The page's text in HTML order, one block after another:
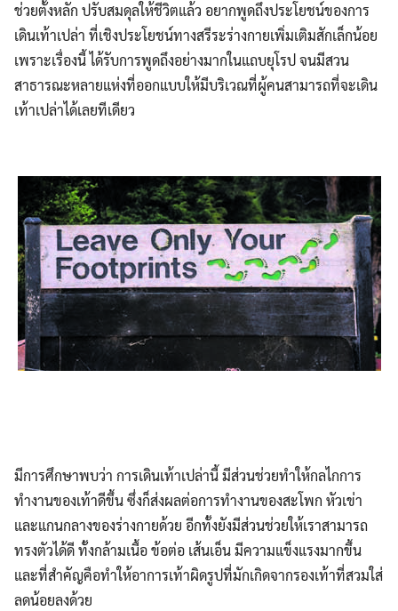
ช่วยตั้งหลัก ปรับสมดุลให้ชีวิตแล้ว อยากพูดถึงประโยชน์ของการ
เดินเท้าเปล่า ที่เชิงประโยชน์ทางสรีระร่างกายเพิ่มเติมสักเล็กน้อย
เพราะเรื่องนี้ ได้รับการพูดถึงอย่างมากในแถบยุโรป จนมีสวน
สาธารณะหลายแห่งที่ออกแบบให้มีบริเวณที่ผู้คนสามารถที่จะเดิน
เท้าเปล่าได้เลยทีเดียว
มีการศึกษาพบว่า การเดินเท้าเปล่านี้ มีส่วนช่วยทำให้กลไกการ
ทำงานของเท้าดีขึ้น ซึ่งก็ส่งผลต่อการทำงานของสะโพก หัวเข่า
และแกนกลางของร่างกายด้วย อีกทั้งยังมีส่วนช่วยให้เราสามารถ
ทรงตัวได้ดี ทั้งกล้ามเนื้อ ข้อต่อ เส้นเอ็น มีความแข็งแรงมากขึ้น
และที่สำคัญคือทำให้อาการเท้าผิดรูปที่มักเกิดจากรองเท้าที่สวมใส่
ลดน้อยลงด้วย